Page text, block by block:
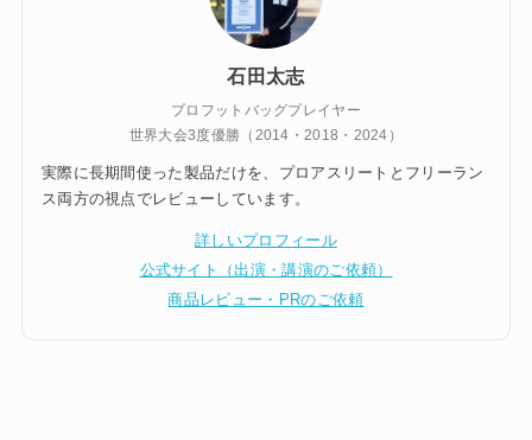
石田太志
プロフットバッグプレイヤー
世界大会3度優勝（2014・2018・2024）
実際に長期間使った製品だけを、プロアスリートとフリーラン
ス両方の視点でレビューしています。
詳しいプロフィール
公式サイト（出演・講演のご依頼）
商品レビュー・PRのご依頼